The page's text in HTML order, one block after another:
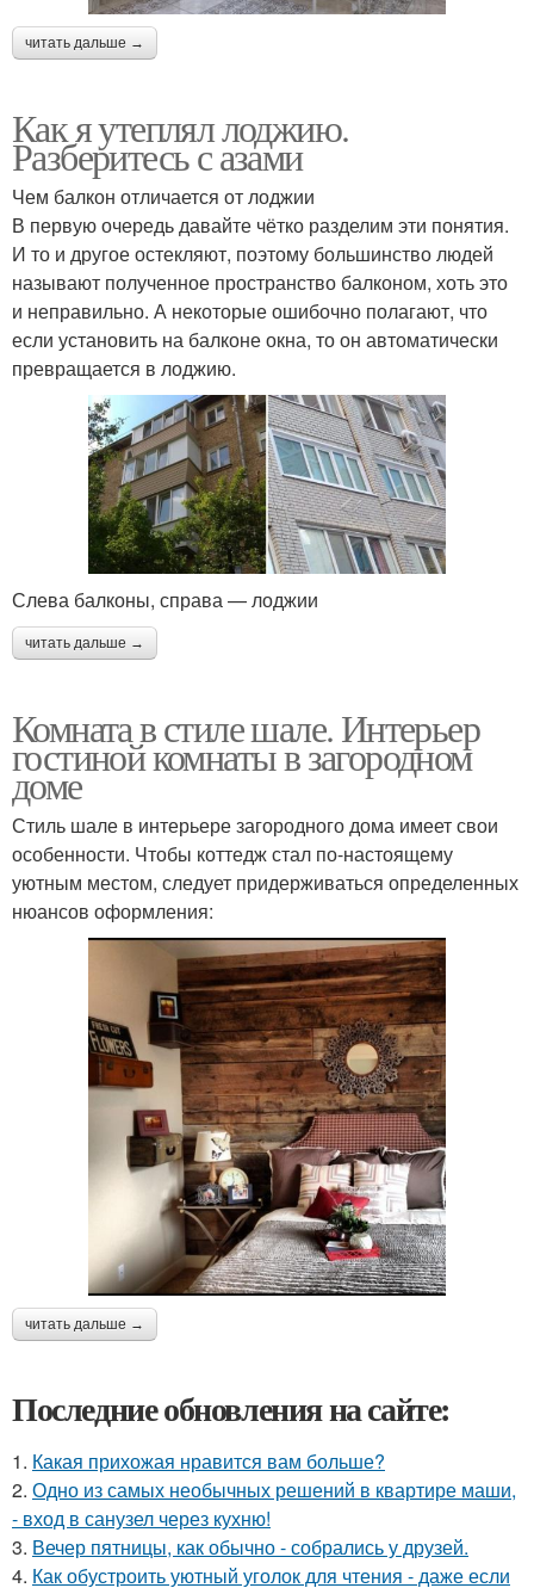
читать дальше →
Как я утеплял лоджию.
Разберитесь с азами
Чем балкон отличается от лоджии
В первую очередь давайте чётко разделим эти понятия.
И то и другое остекляют, поэтому большинство людей
называют полученное пространство балконом, хоть это
и неправильно. А некоторые ошибочно полагают, что
если установить на балконе окна, то он автоматически
превращается в лоджию.
Слева балконы, справа — лоджии
читать дальше →
Комната в стиле шале. Интерьер
гостиной комнаты в загородном
доме
Стиль шале в интерьере загородного дома имеет свои
особенности. Чтобы коттедж стал по-настоящему
уютным местом, следует придерживаться определенных
нюансов оформления:
читать дальше →
Последние обновления на сайте:
1. Какая прихожая нравится вам больше?
2. Одно из самых необычных решений в квартире маши,
- вход в санузел через кухню!
3. Вечер пятницы, как обычно - собрались у друзей.
4. Как обустроить уютный уголок для чтения - даже если